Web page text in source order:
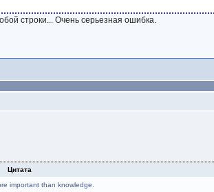
строки... Очень серьезная ошибка.
Цитата
important than knowledge.